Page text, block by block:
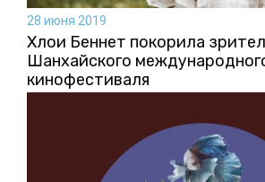
28 июня 2019
Хлои Беннет покорила
Шанхайского
кинофестиваля